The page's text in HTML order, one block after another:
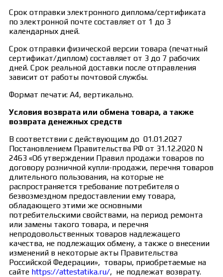
Срок отправки электронного диплома/сертификата
по электронной почте составляет от 1 до 3
календарных дней.
Срок отправки физической версии товара (печатный
сертификат/диплом) составляет от 3 до 7 рабочих
дней. Срок реальной доставки после отправления
зависит от работы почтовой службы.
Формат печати: А4, вертикально.
Условия возврата или обмена товара, а также
возврата денежных средств
В соответствии с действующим до 01.01.2027
Постановлением Правительства РФ от 31.12.2020 N
2463 «Об утверждении Правил продажи товаров по
договору розничной купли-продажи, перечня товаров
длительного пользования, на которые не
распространяется требование потребителя о
безвозмездном предоставлении ему товара,
обладающего этими же основными
потребительскими свойствами, на период ремонта
или замены такого товара, и перечня
непродовольственных товаров надлежащего
качества, не подлежащих обмену, а также о внесении
изменений в некоторые акты Правительства
Российской Федерации», товары, приобретаемые на
сайте https://attestatika.ru/, не подлежат возврату.